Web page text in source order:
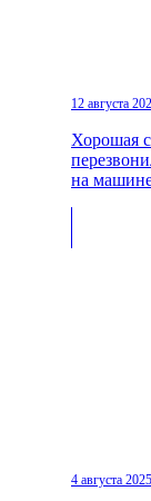
12 августа
Хорошая
на
4 августа 2025